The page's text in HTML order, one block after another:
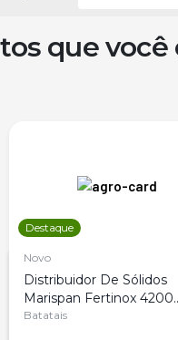
que você
Destaque
Novo
Distribuidor De Sólidos
Marispan Fertinox 4200
Citrus
Batatais